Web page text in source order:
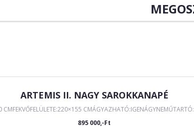
ARTEMIS II. NAGY SAROKKANAPÉ
CMFEKVŐFELÜLETE:220×155
895 000,-Ft